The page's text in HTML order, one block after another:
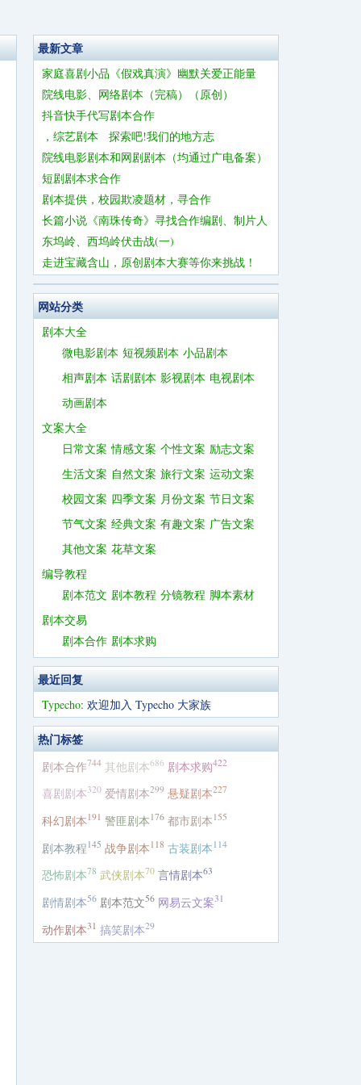
最新文章
家庭喜剧小品《假戏真演》幽默关爱正能量
院线电影、网络剧本（完稿）（原创）
抖音快手代写剧本合作
，综艺剧本 探索吧!我们的地方志
院线电影剧本和网剧剧本（均通过广电备案）
短剧剧本求合作
剧本提供，校园欺凌题材，寻合作
长篇小说《南珠传奇》寻找合作编剧、制片人
东坞岭、西坞岭伏击战(一)
走进宝藏含山，原创剧本大赛等你来挑战！
网站分类
剧本大全
微电影剧本 短视频剧本 小品剧本
相声剧本 话剧剧本 影视剧本 电视剧本
动画剧本
文案大全
日常文案 情感文案 个性文案 励志文案
生活文案 自然文案 旅行文案 运动文案
校园文案 四季文案 月份文案 节日文案
节气文案 经典文案 有趣文案 广告文案
其他文案 花草文案
编导教程
剧本范文 剧本教程 分镜教程 脚本素材
剧本交易
剧本合作 剧本求购
最近回复
Typecho: 欢迎加入 Typecho 大家族
热门标签
剧本合作744 其他剧本686 剧本求购422
喜剧剧本320 爱情剧本299 悬疑剧本227
科幻剧本 191 警匪剧本 176 都市剧本 155
剧本教程 145 战争剧本 118 古装剧本 114
恐怖剧本78 武侠剧本70 言情剧本63
剧情剧本56 剧本范文56 网易云文案31
动作剧本31 搞笑剧本29